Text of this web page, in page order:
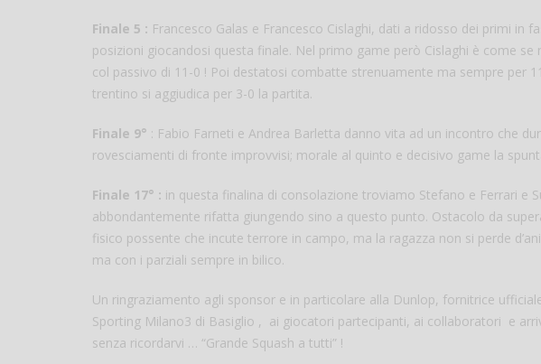
Finale 5 : Francesco Galas e Francesco Cislaghi, dati a ridosso dei primi in
posizioni giocandosi questa finale. Nel primo game però Cislaghi è come
col passivo di 11-0 ! Poi destatosi combatte strenuamente ma sempre per
trentino si aggiudica per 3-0 la partita.
Finale 9° : Fabio Farneti e Andrea Barletta danno vita ad un incontro che
rovesciamenti di fronte improvvisi; morale al quinto e decisivo game la
Finale 17° : in questa finalina di consolazione troviamo Stefano e Ferrari e
abbondantemente rifatta giungendo sino a questo punto. Ostacolo da
fisico possente che incute terrore in campo, ma la ragazza non si perde
ma con i parziali sempre in bilico.
Un ringraziamento agli sponsor e in particolare alla Dunlop, fornitrice
Sporting Milano3 di Basiglio , ai giocatori partecipanti, ai collaboratori e
senza ricordarvi … “Grande Squash a tutti” !